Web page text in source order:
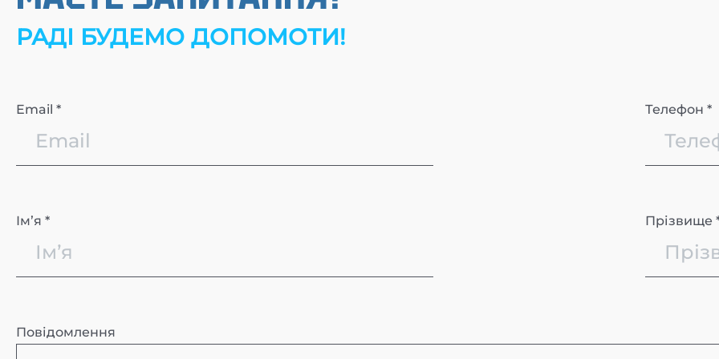
РАДІ БУДЕМО ДОПОМОТИ!
Email * Телефон *
Імʼя * Прізвище
Повідомлення